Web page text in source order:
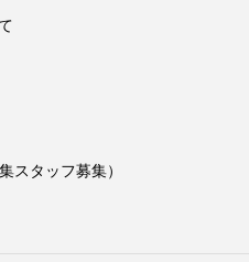
スタッフ募集）